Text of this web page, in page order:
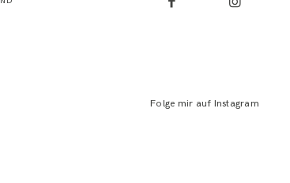
Folge mir auf Instagram